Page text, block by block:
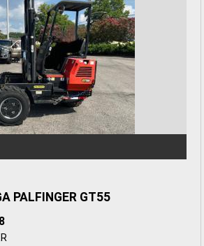
PALFINGER GT55